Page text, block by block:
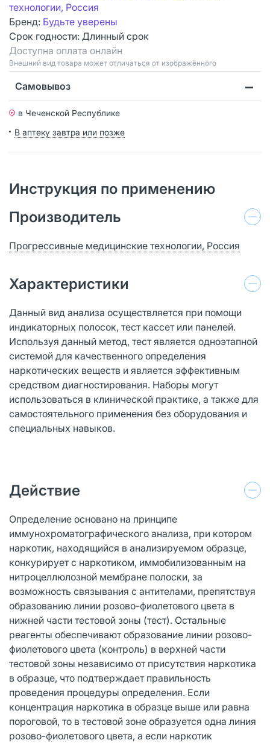
технологии, Россия
Бренд: Будьте уверены
Срок годности: Длинный срок
Доступна оплата онлайн
Bнешний вид товара может отличаться от изображённого
Самовывоз
в Чеченской Республике
В аптеку завтра или позже
Инструкция по применению
Производитель
Прогрессивные медицинские технологии, Россия
Характеристики
Данный вид анализа осуществляется при помощи
индикаторных полосок, тест кассет или панелей.
Используя данный метод, тест является одноэтапной
системой для качественного определения
наркотических веществ и является эффективным
средством диагностирования. Наборы могут
использоваться в клинической практике, а также для
самостоятельного применения без оборудования и
специальных навыков.
Действие
Определение основано на принципе
иммунохроматографического анализа, при котором
наркотик, находящийся в анализируемом образце,
конкурирует с наркотиком, иммобилизованным на
нитроцеллюлозной мембране полоски, за
возможность связывания с антителами, препятствуя
образованию линии розово-фиолетового цвета в
нижней части тестовой зоны (тест). Остальные
реагенты обеспечивают образование линии розово-
фиолетового цвета (контроль) в верхней части
тестовой зоны независимо от присутствия наркотика
в образце, что подтверждает правильность
проведения процедуры определения. Если
концентрация наркотика в образце выше или равна
пороговой, то в тестовой зоне образуется одна линия
розово-фиолетового цвета, а если наркотик